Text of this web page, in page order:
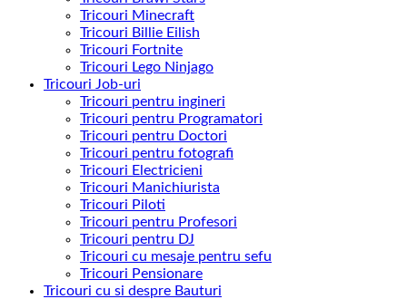
Tricouri Minecraft
Tricouri Billie Eilish
Tricouri Fortnite
Tricouri Lego Ninjago
Tricouri Job-uri
Tricouri pentru ingineri
Tricouri pentru Programatori
Tricouri pentru Doctori
Tricouri pentru fotografi
Tricouri Electricieni
Tricouri Manichiurista
Tricouri Piloti
Tricouri pentru Profesori
Tricouri pentru DJ
Tricouri cu mesaje pentru sefu
Tricouri Pensionare
Tricouri cu si despre Bauturi